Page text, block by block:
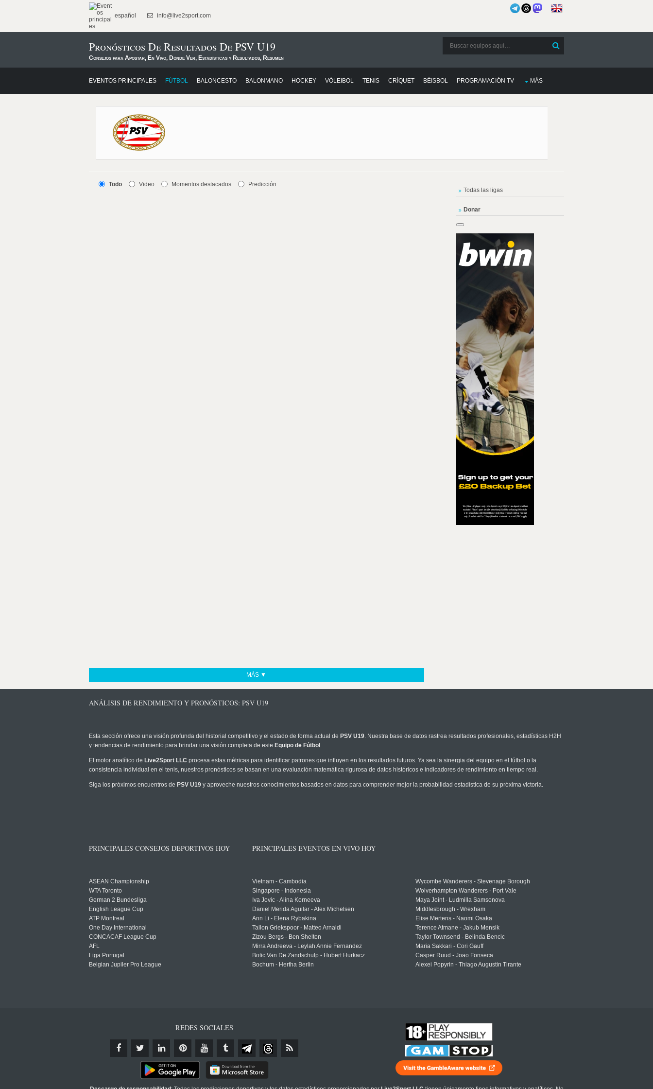
español info@live2sport.com
Pronósticos De Resultados De PSV U19
Consejos para Apostar, En Vivo, Dónde Ver, Estadísticas y Resultados, Resumen
EVENTOS PRINCIPALES FÚTBOL BALONCESTO BALONMANO HOCKEY VÓLEIBOL TENIS CRÍQUET BÉISBOL PROGRAMACIÓN TV MÁS
Todo Video Momentos destacados Predicción
MÁS ▼
Todas las ligas
Donar
ANÁLISIS DE RENDIMIENTO Y PRONÓSTICOS: PSV U19
Esta sección ofrece una visión profunda del historial competitivo y el estado de forma actual de PSV U19. Nuestra base de datos rastrea resultados profesionales, estadísticas H2H
y tendencias de rendimiento para brindar una visión completa de este Equipo de Fútbol .
El motor analítico de Live2Sport LLC procesa estas métricas para identificar patrones que influyen en los resultados futuros. Ya sea la sinergia del equipo en el fútbol o la
consistencia individual en el tenis, nuestros pronósticos se basan en una evaluación matemática rigurosa de datos históricos e indicadores de rendimiento en tiempo real.
Siga los próximos encuentros de PSV U19 y aproveche nuestros conocimientos basados en datos para comprender mejor la probabilidad estadística de su próxima victoria.
PRINCIPALES CONSEJOS DEPORTIVOS HOY
ASEAN Championship
WTA Toronto
German 2 Bundesliga
English League Cup
ATP Montreal
One Day International
CONCACAF League Cup
AFL
Liga Portugal
Belgian Jupiler Pro League
PRINCIPALES EVENTOS EN VIVO HOY
Vietnam - Cambodia
Singapore - Indonesia
Iva Jovic - Alina Korneeva
Daniel Merida Aguilar - Alex Michelsen
Ann Li - Elena Rybakina
Tallon Griekspoor - Matteo Arnaldi
Zizou Bergs - Ben Shelton
Mirra Andreeva - Leylah Annie Fernandez
Botic Van De Zandschulp - Hubert Hurkacz
Bochum - Hertha Berlin
Wycombe Wanderers - Stevenage Borough
Wolverhampton Wanderers - Port Vale
Maya Joint - Ludmilla Samsonova
Middlesbrough - Wrexham
Elise Mertens - Naomi Osaka
Terence Atmane - Jakub Mensik
Taylor Townsend - Belinda Bencic
Maria Sakkari - Cori Gauff
Casper Ruud - Joao Fonseca
Alexei Popyrin - Thiago Augustin Tirante
REDES SOCIALES